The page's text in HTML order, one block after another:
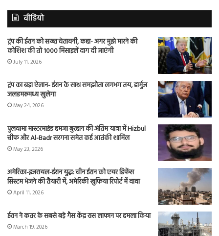
वीडियो
ट्रंप की ईरान को सख्त चेतावनी, कहा- अगर मुझे मारने की
कोशिश की तो 1000 मिसाइलें दाग दी जाएंगी
July 11, 2026
ट्रंप का बड़ा ऐलान- ईरान के साथ समझौता लगभग तय, हार्मुज
जलडमरूमध्य खुलेगा
May 24, 2026
पुलवामा मास्टरमाइंड हमजा बुरहान की अंतिम यात्रा में Hizbul
चीफ और Al-Badr सरगना समेत कई आतंकी शामिल
May 23, 2026
अमेरिका-इजरायल-ईरान युद्ध: चीन ईरान को एयर डिफेंस
सिस्टम भेजने की तैयारी में, अमेरिकी खुफिया रिपोर्ट में दावा
April 11, 2026
ईरान ने कतर के सबसे बड़े गैस केंद्र रास लाफान पर हमला किया
March 19, 2026